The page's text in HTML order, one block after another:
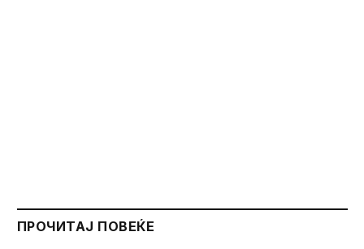
ПРОЧИТАЈ ПОВЕЌЕ